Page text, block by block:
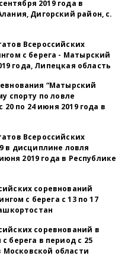
2019 года в
Дигорский район, с.
Всероссийских
с берега - Матырский
года, Липецкая область
“Матырский
спорту по ловле
по 24 июня 2019 года в
Всероссийских
в дисциплине ловля
2019 года в Республике
соревнований
с берега с 13 по 17
соревнований в
берега в период с 25
Московской области